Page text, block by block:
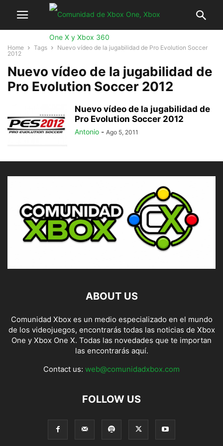
Home Tags
Nuevo vídeo de la jugabilidad de Pro Evolution Soccer
2012
Nuevo vídeo de la jugabilidad de
Pro Evolution Soccer 2012
Nuevo vídeo de la jugabilidad de
Pro Evolution Soccer 2012
Antonio - Ago 5, 2011
ABOUT US
Comunidad Xbox es un medio especializado en el mundo
de los videojuegos, encontrarás todas las noticias de Xbox
One y Xbox One X. Todas las novedades que te importan
las encontrarás aquí.
Contact us: web@comunidadxbox.com
FOLLOW US